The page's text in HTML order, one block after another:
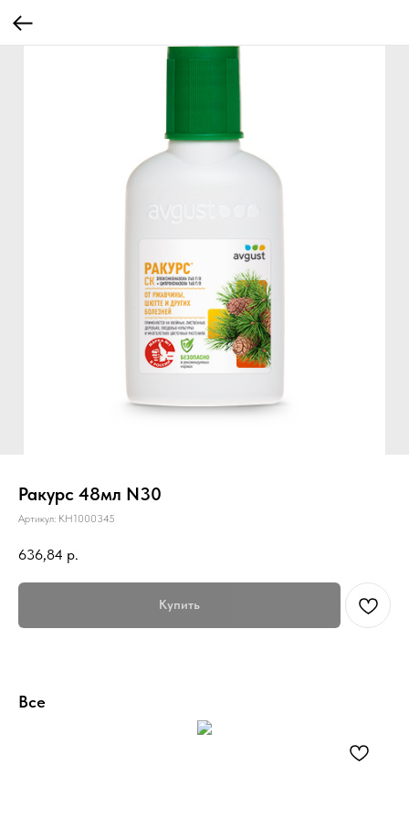
Ракурс 48мл N30
Артикул: КН1000345
636,84 р.
Купить
Все